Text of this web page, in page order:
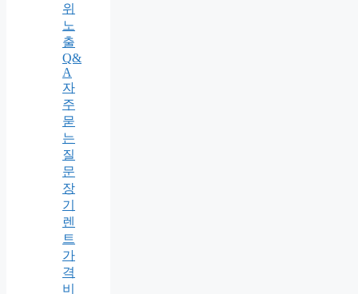
위
노
출
Q&
A
자
주
묻
는
질
문
장
기
렌
트
가
격
비